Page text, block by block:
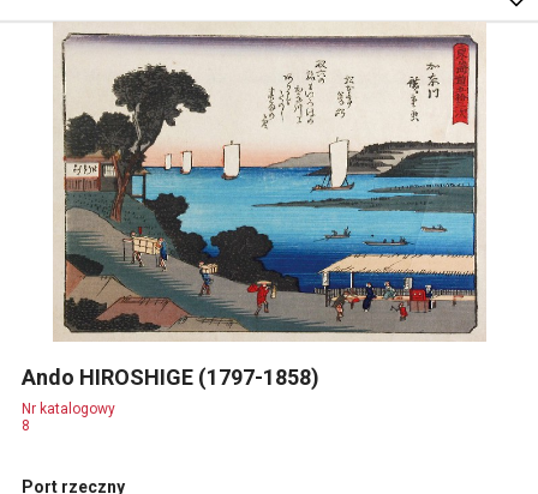
Ando HIROSHIGE (1797-1858)
Nr katalogowy
8
Port rzeczny